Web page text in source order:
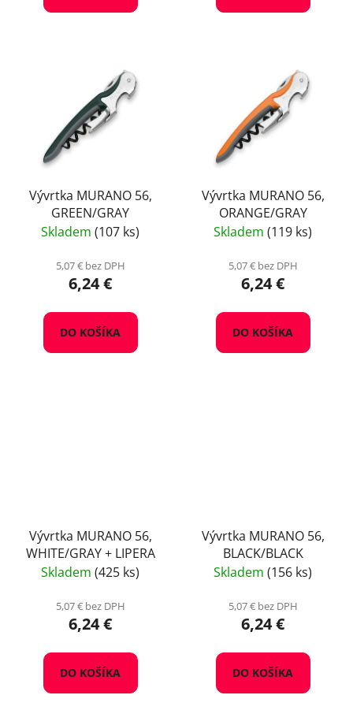
Vývrtka MURANO 56,
GREEN/GRAY
Skladem (107 ks)
5,07 € bez DPH
6,24 €
DO KOŠÍKA
Vývrtka MURANO 56,
ORANGE/GRAY
Skladem (119 ks)
5,07 € bez DPH
6,24 €
DO KOŠÍKA
Vývrtka MURANO 56,
WHITE/GRAY + LIPERA
Skladem (425 ks)
5,07 € bez DPH
6,24 €
DO KOŠÍKA
Vývrtka MURANO 56,
BLACK/BLACK
Skladem (156 ks)
5,07 € bez DPH
6,24 €
DO KOŠÍKA